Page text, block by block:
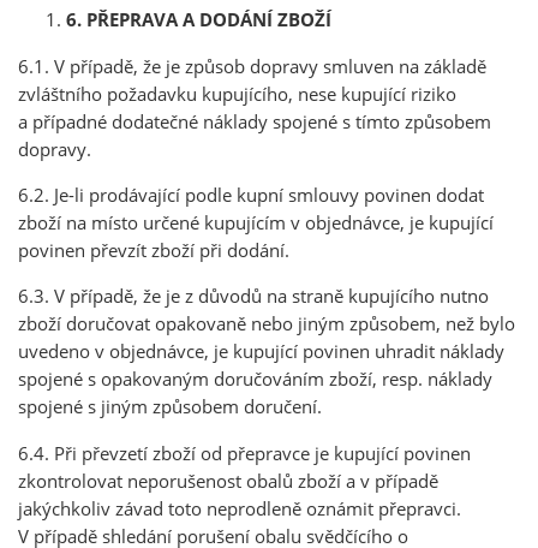
6. PŘEPRAVA A DODÁNÍ ZBOŽÍ
6.1. V případě, že je způsob dopravy smluven na základě
zvláštního požadavku kupujícího, nese kupující riziko
a případné dodatečné náklady spojené s tímto způsobem
dopravy.
6.2. Je-li prodávající podle kupní smlouvy povinen dodat
zboží na místo určené kupujícím v objednávce, je kupující
povinen převzít zboží při dodání.
6.3. V případě, že je z důvodů na straně kupujícího nutno
zboží doručovat opakovaně nebo jiným způsobem, než bylo
uvedeno v objednávce, je kupující povinen uhradit náklady
spojené s opakovaným doručováním zboží, resp. náklady
spojené s jiným způsobem doručení.
6.4. Při převzetí zboží od přepravce je kupující povinen
zkontrolovat neporušenost obalů zboží a v případě
jakýchkoliv závad toto neprodleně oznámit přepravci.
V případě shledání porušení obalu svědčícího o